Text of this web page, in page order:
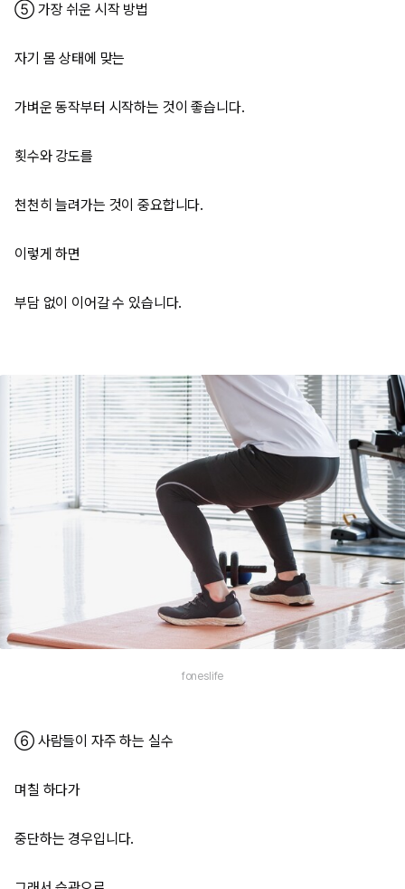
⑤ 가장 쉬운 시작 방법
자기 몸 상태에 맞는
가벼운 동작부터 시작하는 것이 좋습니다.
횟수와 강도를
천천히 늘려가는 것이 중요합니다.
이렇게 하면
부담 없이 이어갈 수 있습니다.
foneslife
⑥ 사람들이 자주 하는 실수
며칠 하다가
중단하는 경우입니다.